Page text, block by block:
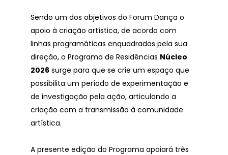
Sendo um dos objetivos do Forum Dança o
apoio à criação artística, de acordo com
linhas programáticas enquadradas pela sua
direção, o Programa de Residências Núcleo
2026 surge para que se crie um espaço que
possibilita um período de experimentação e
de investigação pela ação, articulando a
criação com a transmissão à comunidade
artística.
A presente edição do Programa apoiará três